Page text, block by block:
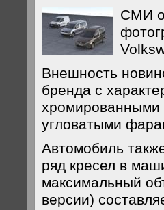
СМИ
Внешность
бренда с
хромированными
угловатыми
Автомобиль
ряд кресел в
максимальный
версии)